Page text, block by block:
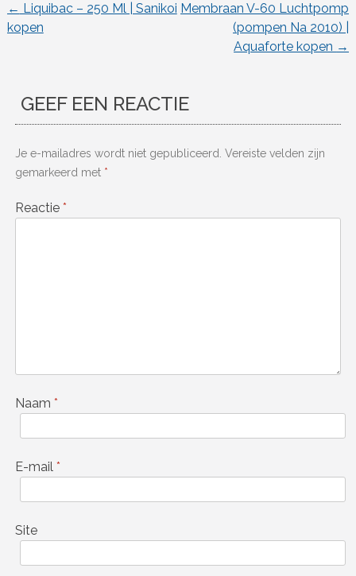
Berichtnavigatie
← Liquibac – 250 Ml | Sanikoi
kopen
Membraan V-60 Luchtpomp
(pompen Na 2010) |
Aquaforte kopen →
GEEF EEN REACTIE
Je e-mailadres wordt niet gepubliceerd. Vereiste velden zijn
gemarkeerd met *
Reactie *
Naam *
E-mail *
Site